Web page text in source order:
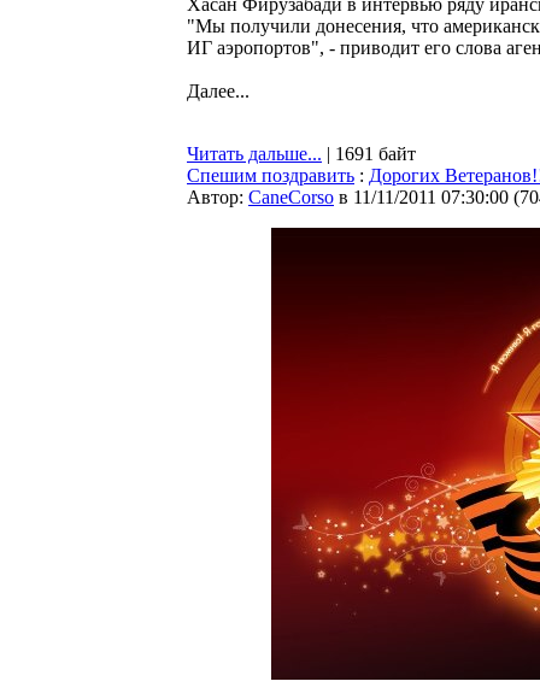
Хасан Фирузабади в интервью ряду
"Мы получили донесения, что
ИГ аэропортов", - приводит его слова
Далее...
Читать дальше... | 1691 байт
Спешим поздравить : Дорогих
Автор: CaneCorso в 11/11/2011 07:30:00 (